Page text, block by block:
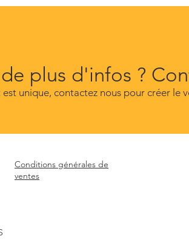
plus d'infos ?
unique, contactez nous pour créer le
Conditions générales de
ventes